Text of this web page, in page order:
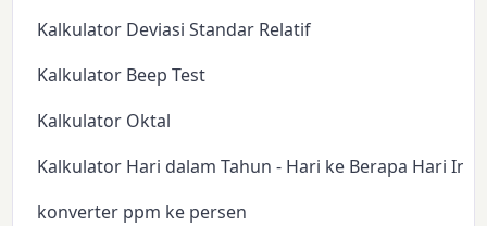
Kalkulator Deviasi Standar Relatif
Kalkulator Beep Test
Kalkulator Oktal
Kalkulator Hari dalam Tahun - Hari ke Berapa Hari Ini?
konverter ppm ke persen